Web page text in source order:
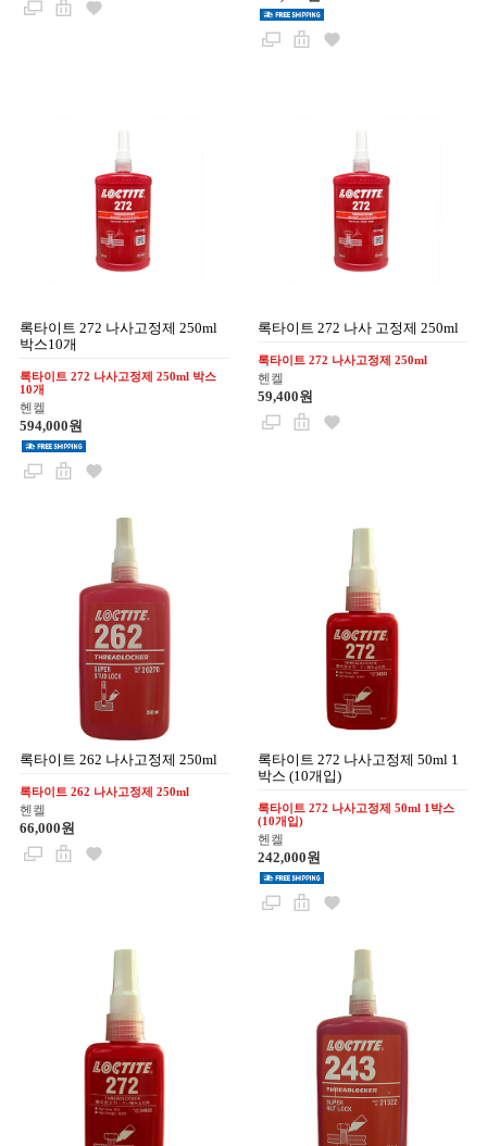
록타이트 272 나사고정제 250ml
박스10개
록타이트 272 나사고정제 250ml 박스
10개
헨켈
594,000원
록타이트 272 나사 고정제 250ml
록타이트 272 나사고정제 250ml
헨켈
59,400원
록타이트 262 나사고정제 250ml
록타이트 262 나사고정제 250ml
헨켈
66,000원
록타이트 272 나사고정제 50ml 1
박스 (10개입)
록타이트 272 나사고정제 50ml 1박스
(10개입)
헨켈
242,000원